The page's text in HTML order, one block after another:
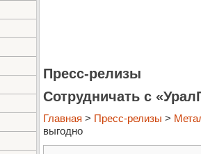
Пресс-релизы
Сотрудничать с
Главная > Пресс-релизы >
выгодно